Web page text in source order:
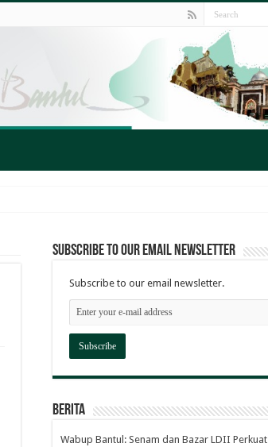
Subscribe to our email newsletter
Subscribe to our email newsletter.
Berita
Wabup Bantul: Senam dan Bazar LDII Perkuat